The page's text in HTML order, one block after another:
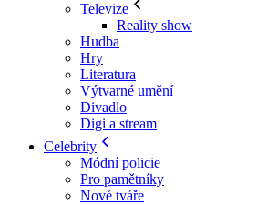
Televize
Reality show
Hudba
Hry
Literatura
Výtvarné umění
Divadlo
Digi a stream
Celebrity
Módní policie
Pro pamětníky
Nové tváře